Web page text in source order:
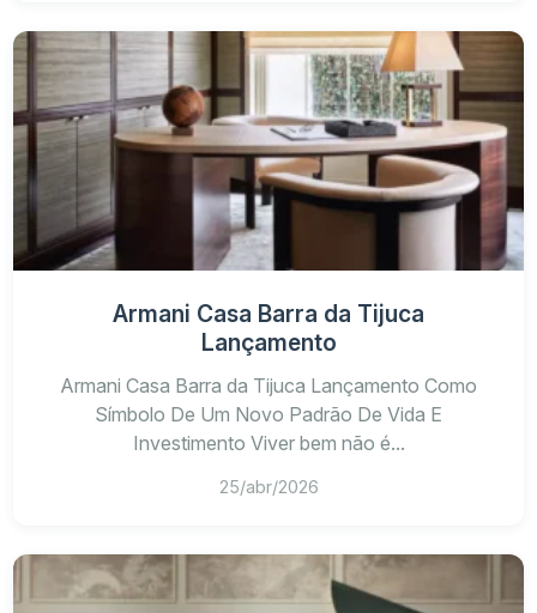
Armani Casa Barra da Tijuca
Lançamento
Armani Casa Barra da Tijuca Lançamento Como
Símbolo De Um Novo Padrão De Vida E
Investimento Viver bem não é...
25/abr/2026